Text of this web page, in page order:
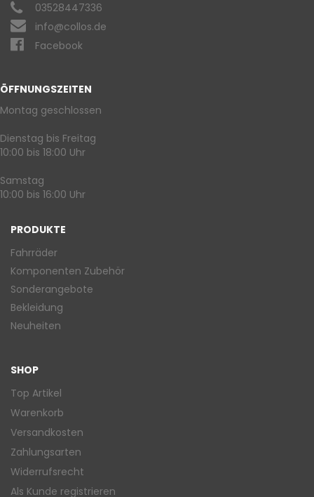
03528447336
info@collos.de
Facebook
ÖFFNUNGSZEITEN
Montag geschlossen
Dienstag bis Freitag
10:00 bis 18:00 Uhr
Samstag
10:00 bis 16:00 Uhr
PRODUKTE
Fahrräder
Komponenten Zubehör
Sonderangebote
Bekleidung
Neuheiten
SHOP
Top Artikel
Warenkorb
Versandkosten
Zahlungsarten
Widerrufsrecht
Als Kunde registrieren